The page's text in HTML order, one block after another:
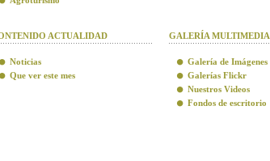
ACTUALIDAD
Noticias
Que ver este mes
GALERÍA MULTIMEDIA
Galería de Imágenes
Galerías Flickr
Nuestros Videos
Fondos de escritorio